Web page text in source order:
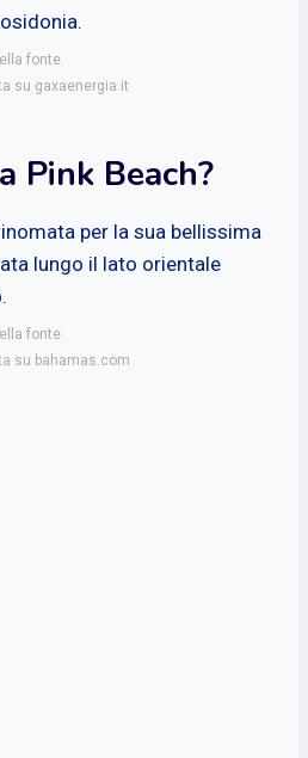
fonte
su gaxaenergia.it
Pink Beach?
per la sua bellissima
lungo il lato orientale
fonte
su bahamas.com